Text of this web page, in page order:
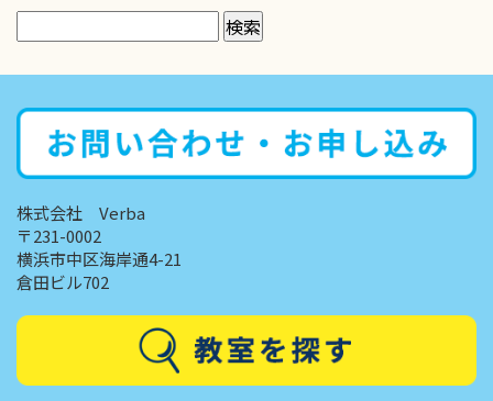
株式会社 Verba
〒231-0002
横浜市中区海岸通4-21
倉田ビル702